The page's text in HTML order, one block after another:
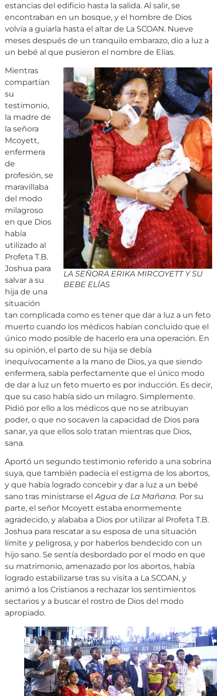
estancias del edificio hasta la salida. Al salir, se
encontraban en un bosque, y el hombre de Dios
volvía a guiarla hasta el altar de La SCOAN. Nueve
meses después de un tranquilo embarazo, dio a luz a
un bebé al que pusieron el nombre de Elías.
LA SEÑORA ERIKA MIRCOYETT Y SU
BEBE ELÍAS
Mientras
compartían
su
testimonio,
la madre de
la señora
Mcoyett,
enfermera
de
profesión, se
maravillaba
del modo
milagroso
en que Dios
había
utilizado al
Profeta T.B.
Joshua para
salvar a su
hija de una
situación
tan complicada como es tener que dar a luz a un feto
muerto cuando los médicos habían concluido que el
único modo posible de hacerlo era una operación. En
su opinión, el parto de su hija se debía
inequívocamente a la mano de Dios, ya que siendo
enfermera, sabía perfectamente que el único modo
de dar a luz un feto muerto es por inducción. Es decir,
que su caso había sido un milagro. Simplemente.
Pidió por ello a los médicos que no se atribuyan
poder, o que no socaven la capacidad de Dios para
sanar, ya que ellos solo tratan mientras que Dios,
sana.
Aportó un segundo testimonio referido a una sobrina
suya, que también padecía el estigma de los abortos,
y que había logrado concebir y dar a luz a un bebé
sano tras ministrarse elAgua de La Mañana. Por su
parte, el señor Mcoyett estaba enormemente
agradecido, y alababa a Dios por utilizar al Profeta T.B.
Joshua para rescatar a su esposa de una situación
límite y peligrosa, y por haberlos bendecido con un
hijo sano. Se sentía desbordado por el modo en que
su matrimonio, amenazado por los abortos, había
logrado estabilizarse tras su visita a La SCOAN, y
animó a los Cristianos a rechazar los sentimientos
sectarios y a buscar el rostro de Dios del modo
apropiado.